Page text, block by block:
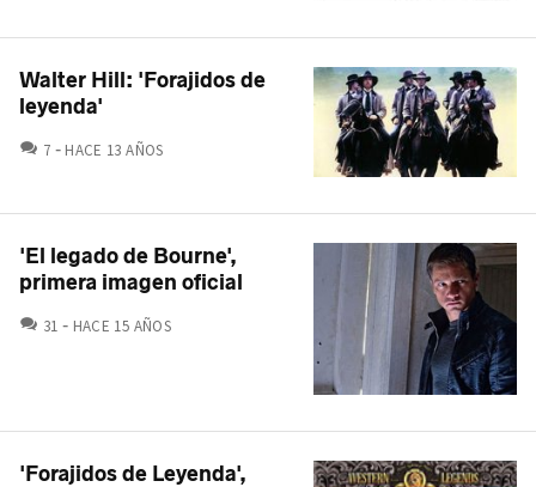
Walter Hill: 'Forajidos de
leyenda'
7 COMENTARIOS
HACE 13 AÑOS
'El legado de Bourne',
primera imagen oficial
31 COMENTARIOS
HACE 15 AÑOS
'Forajidos de Leyenda',